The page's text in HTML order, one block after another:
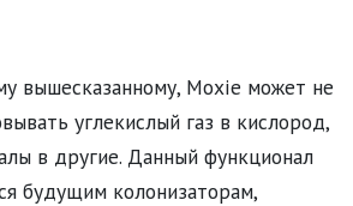
вышесказанному, Moxie может не
углекислый газ в кислород,
в другие. Данный функционал
будущим колонизаторам,